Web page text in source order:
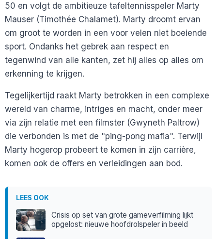
50 en volgt de ambitieuze tafeltennisspeler Marty
Mauser (Timothée Chalamet). Marty droomt ervan
om groot te worden in een voor velen niet boeiende
sport. Ondanks het gebrek aan respect en
tegenwind van alle kanten, zet hij alles op alles om
erkenning te krijgen.
Tegelijkertijd raakt Marty betrokken in een complexe
wereld van charme, intriges en macht, onder meer
via zijn relatie met een filmster (Gwyneth Paltrow)
die verbonden is met de "ping-pong mafia". Terwijl
Marty hogerop probeert te komen in zijn carrière,
komen ook de offers en verleidingen aan bod.
LEES OOK
Crisis op set van grote gameverfilming lijkt
opgelost: nieuwe hoofdrolspeler in beeld